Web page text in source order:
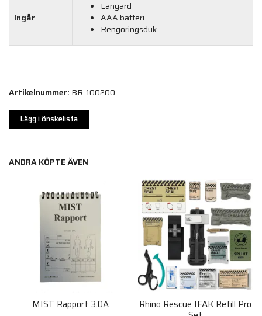
Ingår
Lanyard
AAA batteri
Rengöringsduk
Artikelnummer: BR-100200
Lägg i önskelista
ANDRA KÖPTE ÄVEN
MIST Rapport 3.0A Rhino Rescue IFAK Refill Pro